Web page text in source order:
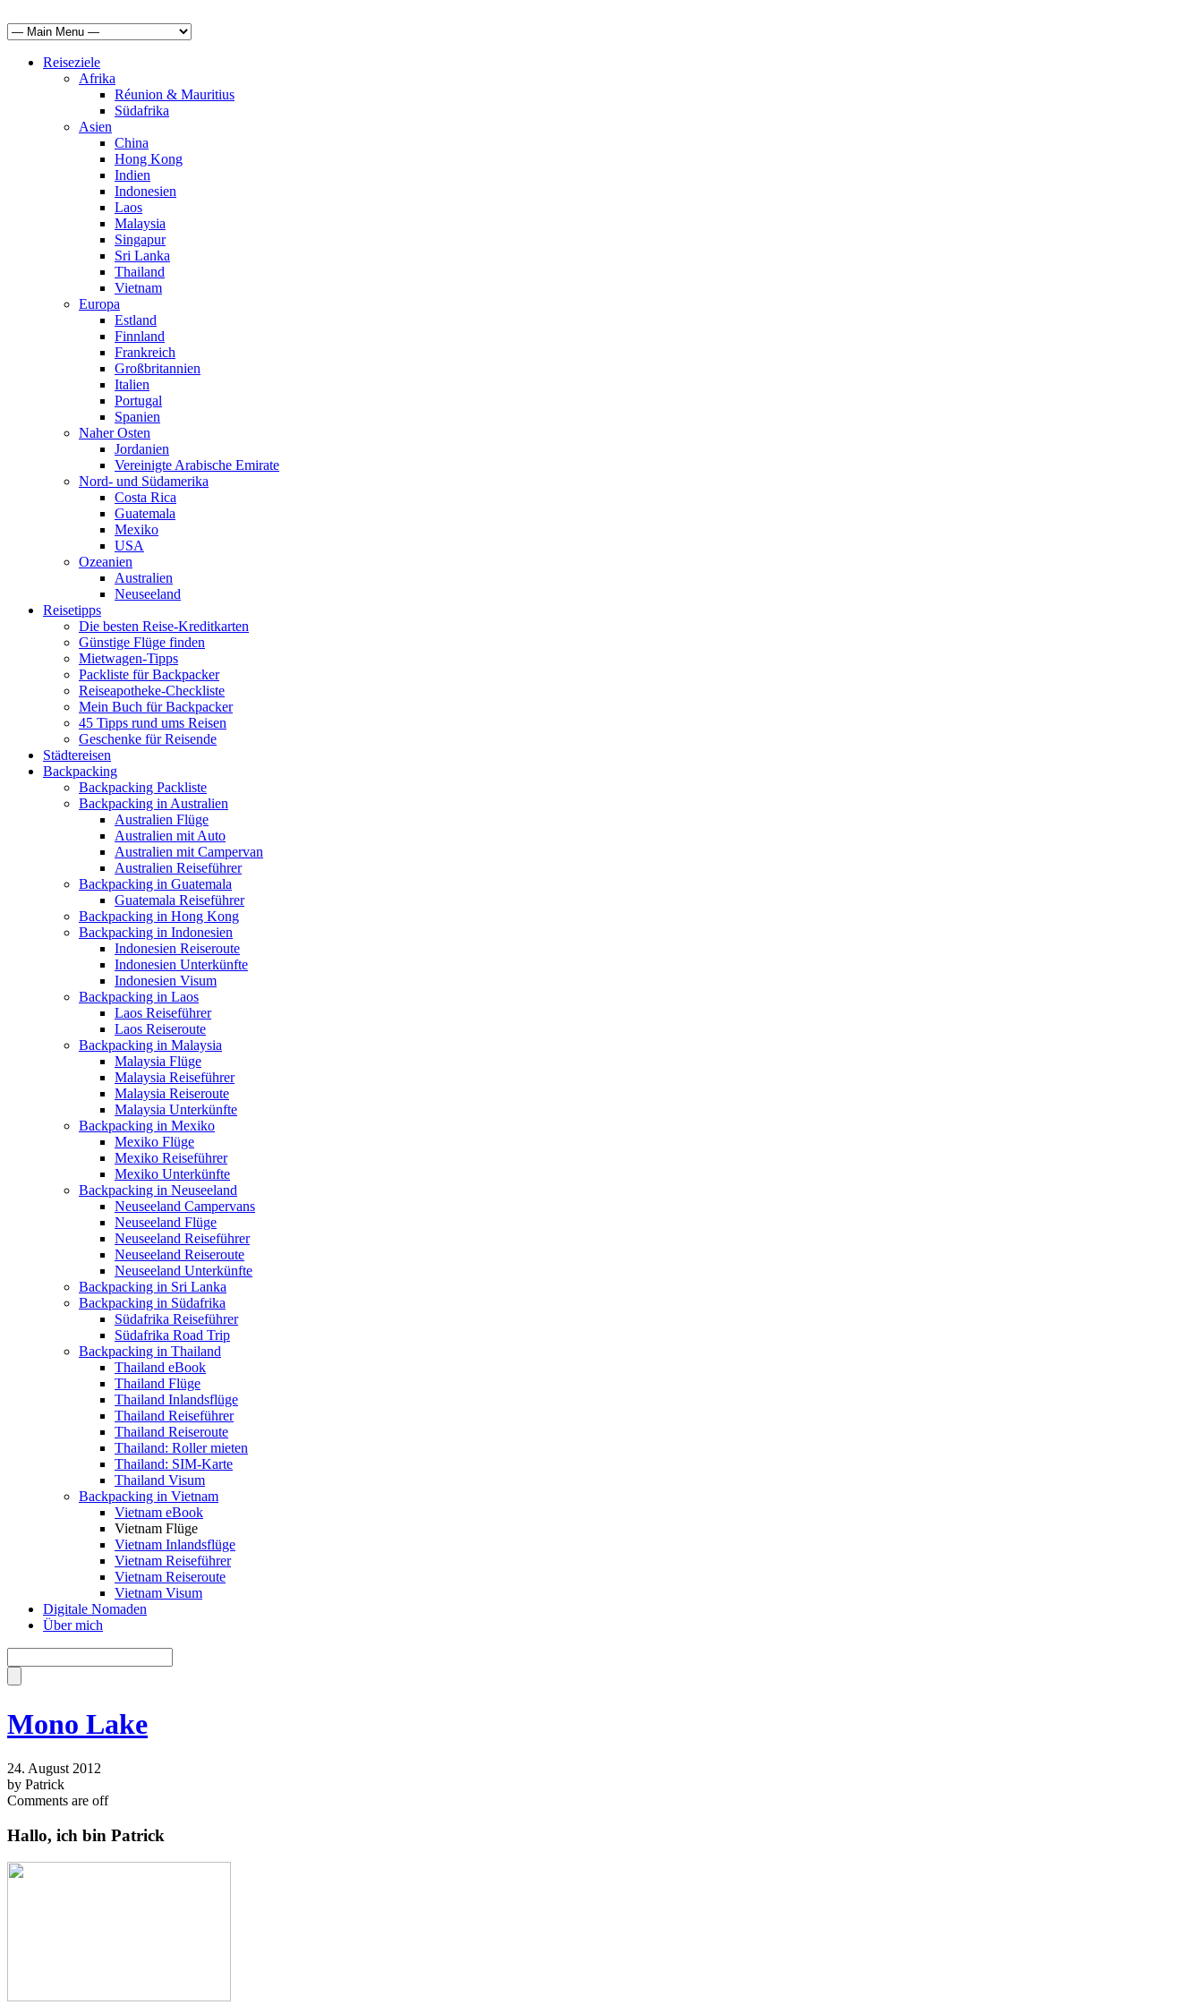
Reiseziele
Afrika
Réunion & Mauritius
Südafrika
Asien
China
Hong Kong
Indien
Indonesien
Laos
Malaysia
Singapur
Sri Lanka
Thailand
Vietnam
Europa
Estland
Finnland
Frankreich
Großbritannien
Italien
Portugal
Spanien
Naher Osten
Jordanien
Vereinigte Arabische Emirate
Nord- und Südamerika
Costa Rica
Guatemala
Mexiko
USA
Ozeanien
Australien
Neuseeland
Reisetipps
Die besten Reise-Kreditkarten
Günstige Flüge finden
Mietwagen-Tipps
Packliste für Backpacker
Reiseapotheke-Checkliste
Mein Buch für Backpacker
45 Tipps rund ums Reisen
Geschenke für Reisende
Städtereisen
Backpacking
Backpacking Packliste
Backpacking in Australien
Australien Flüge
Australien mit Auto
Australien mit Campervan
Australien Reiseführer
Backpacking in Guatemala
Guatemala Reiseführer
Backpacking in Hong Kong
Backpacking in Indonesien
Indonesien Reiseroute
Indonesien Unterkünfte
Indonesien Visum
Backpacking in Laos
Laos Reiseführer
Laos Reiseroute
Backpacking in Malaysia
Malaysia Flüge
Malaysia Reiseführer
Malaysia Reiseroute
Malaysia Unterkünfte
Backpacking in Mexiko
Mexiko Flüge
Mexiko Reiseführer
Mexiko Unterkünfte
Backpacking in Neuseeland
Neuseeland Campervans
Neuseeland Flüge
Neuseeland Reiseführer
Neuseeland Reiseroute
Neuseeland Unterkünfte
Backpacking in Sri Lanka
Backpacking in Südafrika
Südafrika Reiseführer
Südafrika Road Trip
Backpacking in Thailand
Thailand eBook
Thailand Flüge
Thailand Inlandsflüge
Thailand Reiseführer
Thailand Reiseroute
Thailand: Roller mieten
Thailand: SIM-Karte
Thailand Visum
Backpacking in Vietnam
Vietnam eBook
Vietnam Flüge
Vietnam Inlandsflüge
Vietnam Reiseführer
Vietnam Reiseroute
Vietnam Visum
Digitale Nomaden
Über mich
Mono Lake
24. August 2012
by Patrick
Comments are off
Hallo, ich bin Patrick